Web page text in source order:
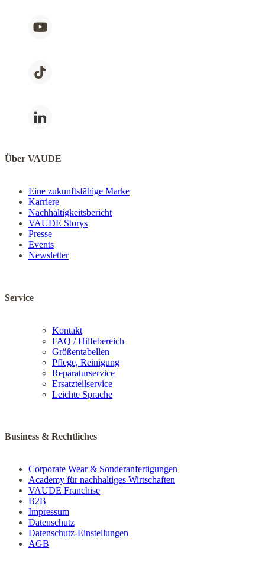
Über VAUDE
Eine zukunftsfähige Marke
Karriere
Nachhaltigkeitsbericht
VAUDE Storys
Presse
Events
Newsletter
Service
Kontakt
FAQ / Hilfebereich
Größentabellen
Pflege, Reinigung
Reparaturservice
Ersatzteilservice
Leichte Sprache
Business & Rechtliches
Corporate Wear & Sonderanfertigungen
Academy für nachhaltiges Wirtschaften
VAUDE Franchise
B2B
Impressum
Datenschutz
Datenschutz-Einstellungen
AGB